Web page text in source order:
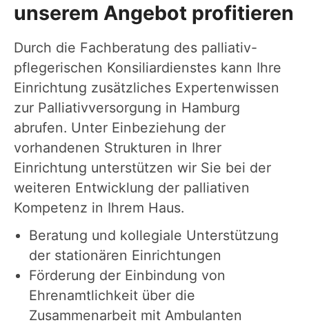
unserem Angebot profitieren
Durch die Fachberatung des palliativ-
pflegerischen Konsiliardienstes kann Ihre
Einrichtung zusätzliches Expertenwissen
zur Palliativversorgung in Hamburg
abrufen. Unter Einbeziehung der
vorhandenen Strukturen in Ihrer
Einrichtung unterstützen wir Sie bei der
weiteren Entwicklung der palliativen
Kompetenz in Ihrem Haus.
Beratung und kollegiale Unterstützung
der stationären Einrichtungen
Förderung der Einbindung von
Ehrenamtlichkeit über die
Zusammenarbeit mit Ambulanten